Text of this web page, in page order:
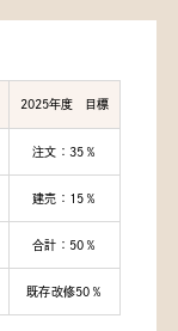
2025年度 目標
注文：35％
建売：15％
合計：50％
既存改修50％